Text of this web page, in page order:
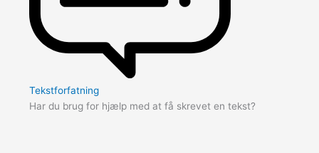
Tekstforfatning
Har du brug for hjælp med at få skrevet en tekst?